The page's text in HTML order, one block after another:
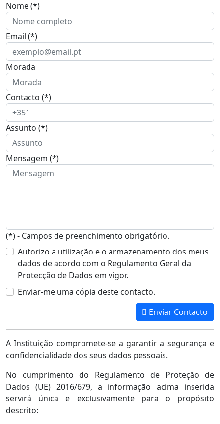
Nome (*)
Email (*)
Morada
Contacto (*)
Assunto (*)
Mensagem (*)
(*) - Campos de preenchimento obrigatório.
Autorizo a utilização e o armazenamento dos meus
dados de acordo com o Regulamento Geral da
Protecção de Dados em vigor.
Enviar-me uma cópia deste contacto.
Enviar Contacto
A Instituição compromete-se a garantir a segurança e
confidencialidade dos seus dados pessoais.
No cumprimento do Regulamento de Proteção de
Dados (UE) 2016/679, a informação acima inserida
servirá única e exclusivamente para o propósito
descrito: